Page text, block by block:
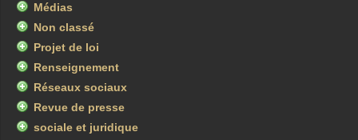
Médias
Non classé
Projet de loi
Renseignement
Réseaux sociaux
Revue de presse
sociale et juridique